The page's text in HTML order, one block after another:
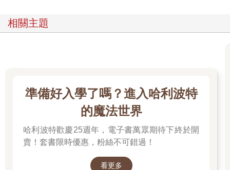
自問我其他問題，讓我搞不懂他是怎麼想的。
「快滿十歲了。你呢？」
他輕輕地笑了，他的笑容讓我想起小嬰兒被呵癢時的表情。
我覺得他因為會駕駛飛機所以不把我放在眼裏。我有點不高興，
可是他那麼親切，讓人覺得很愉快，我沒有辦法認真對他生氣。
「我的年紀比你想像的要大很多。」他笑得很開心。
相關主題
準備好入學了嗎？進入哈利波特
的魔法世界
哈利波特歡慶25週年，電子書萬眾期待下終於開
賣！套書限時優惠，粉絲不可錯過！
看更多